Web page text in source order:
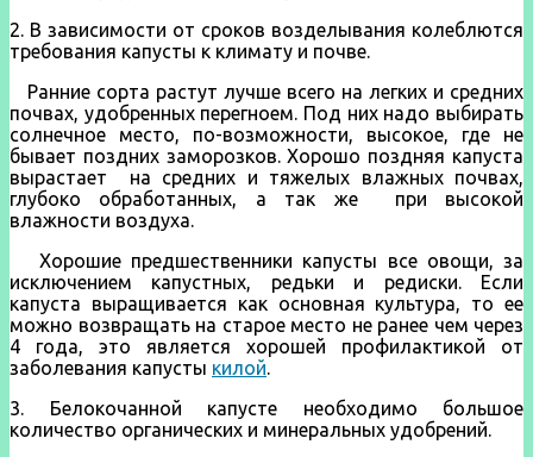
2. В зависимости от сроков возделывания колеблются
требования капусты к климату и почве.
Ранние сорта растут лучше всего на легких и средних
почвах, удобренных перегноем. Под них надо выбирать
солнечное место, по-возможности, высокое, где не
бывает поздних заморозков. Хорошо поздняя капуста
вырастает на средних и тяжелых влажных почвах,
глубоко обработанных, а так же при высокой
влажности воздуха.
Хорошие предшественники капусты все овощи, за
исключением капустных, редьки и редиски. Если
капуста выращивается как основная культура, то ее
можно возвращать на старое место не ранее чем через
4 года, это является хорошей профилактикой от
заболевания капусты килой.
3. Белокочанной капусте необходимо большое
количество органических и минеральных удобрений.